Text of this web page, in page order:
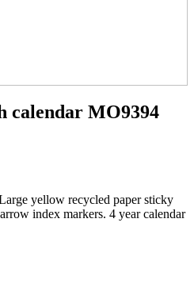
calendar MO9394
yellow recycled paper sticky
index markers. 4 year calendar